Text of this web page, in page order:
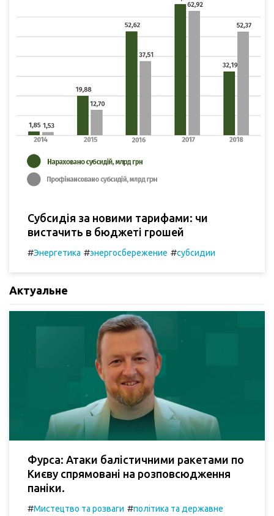
Субсидія за новими тарифами: чи
вистачить в бюджеті грошей
#Энергетика #энергосбережение #субсидии
Актуальне
Фурса: Атаки балістичними ракетами по
Києву спрямовані на розповсюдження
паніки.
#Мистецтво та розваги #політика та державне